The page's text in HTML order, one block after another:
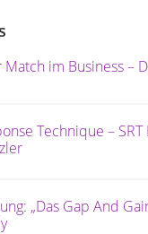
im Business –
Technique –
„Das Gap And